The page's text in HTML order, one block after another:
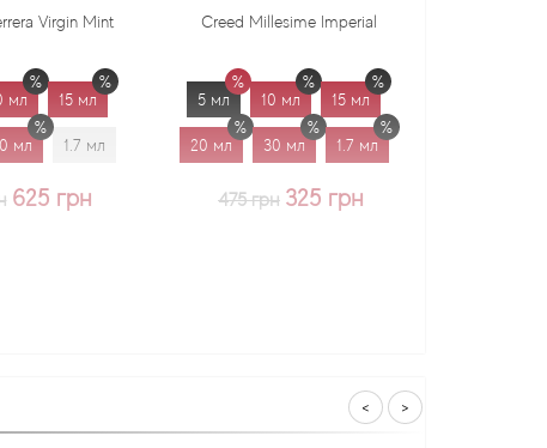
Creed Millesime Imperial
5 мл 15 мл
20 мл 1.7 мл
325 грн
5 мл
20 мл
< >